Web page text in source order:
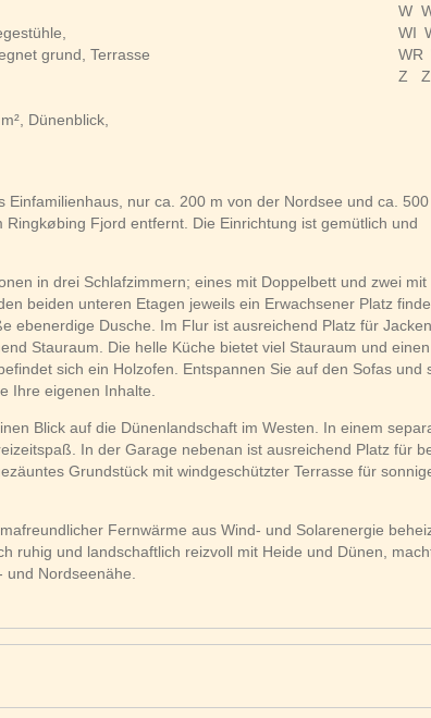
W
WI
WR
Z
grund, Terrasse
Dünenblick,
Einfamilienhaus, nur ca. 200 m von der Nordsee und ca.
Fjord entfernt. Die Einrichtung ist gemütlich und
in drei Schlafzimmern; eines mit Doppelbett und zwei mit
beiden unteren Etagen jeweils ein Erwachsener Platz
ebenerdige Dusche. Im Flur ist ausreichend Platz für
Stauraum. Die helle Küche bietet viel Stauraum und einen
sich ein Holzofen. Entspannen Sie auf den Sofas und
Ihre eigenen Inhalte.
Blick auf die Dünenlandschaft im Westen. In einem
In der Garage nebenan ist ausreichend Platz für
Grundstück mit windgeschützter Terrasse für
Fernwärme aus Wind- und Solarenergie
ruhig und landschaftlich reizvoll mit Heide und Dünen,
Nordseenähe.